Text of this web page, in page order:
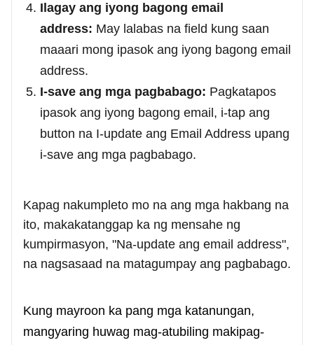
Ilagay ang iyong bagong email
address: May lalabas na field kung saan
maaari mong ipasok ang iyong bagong email
address.
I-save ang mga pagbabago: Pagkatapos
ipasok ang iyong bagong email, i-tap ang
button na I-update ang Email Address upang
i-save ang mga pagbabago.
Kapag nakumpleto mo na ang mga hakbang na
ito, makakatanggap ka ng mensahe ng
kumpirmasyon, "Na-update ang email address",
na nagsasaad na matagumpay ang pagbabago.
Kung mayroon ka pang mga katanungan,
mangyaring huwag mag-atubiling makipag-